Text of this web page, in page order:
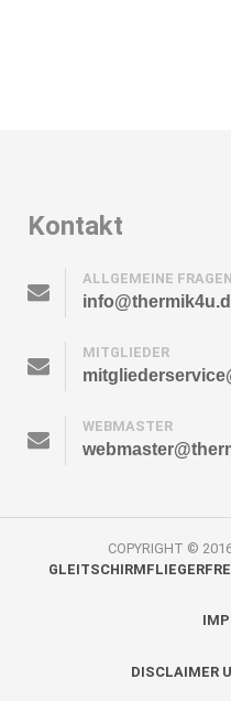
Kontakt
ALLGEMEINE FRAGEN
MITGLIEDER
WEBMASTER
COPYRIGHT ©
DISCLAIMER